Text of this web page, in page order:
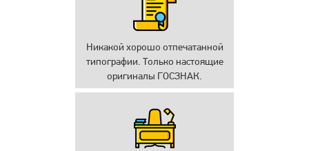
Никакой хорошо отпечатанной
типографии. Только настоящие
оригиналы ГОСЗНАК.